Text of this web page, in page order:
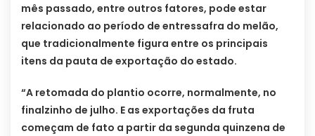
mês passado, entre outros fatores, pode estar
relacionado ao período de entressafra do melão,
que tradicionalmente figura entre os principais
itens da pauta de exportação do estado.
“A retomada do plantio ocorre, normalmente, no
finalzinho de julho. E as exportações da fruta
começam de fato a partir da segunda quinzena de